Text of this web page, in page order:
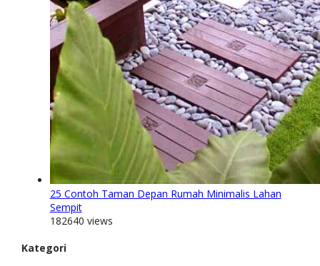
25 Contoh Taman Depan Rumah Minimalis Lahan
Sempit
182640 views
Kategori